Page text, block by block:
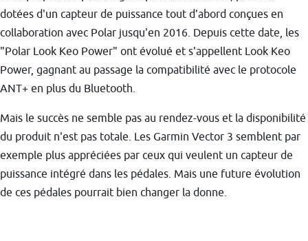
dotées d'un capteur de puissance tout d'abord conçues en
collaboration avec Polar jusqu'en 2016. Depuis cette date, les
"Polar Look Keo Power" ont évolué et s'appellent Look Keo
Power, gagnant au passage la compatibilité avec le protocole
ANT+ en plus du Bluetooth.
Mais le succès ne semble pas au rendez-vous et la disponibilité
du produit n'est pas totale. Les Garmin Vector 3 semblent par
exemple plus appréciées par ceux qui veulent un capteur de
puissance intégré dans les pédales. Mais une future évolution
de ces pédales pourrait bien changer la donne.